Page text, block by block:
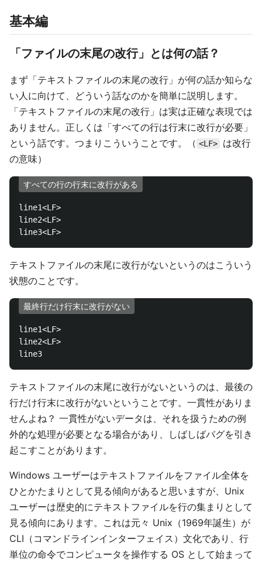
基本編
「ファイルの末尾の改行」とは何の話？
まず「テキストファイルの末尾の改行」が何の話か知らな
い人に向けて、どういう話なのかを簡単に説明します。
「テキストファイルの末尾の改行」は実は正確な表現では
ありません。正しくは「すべての行は行末に改行が必要」
という話です。つまりこういうことです。（ <LF>
は改行
の意味）
すべての行の行末に改行がある
line1<LF>
line2<LF>
テキストファイルの末尾に改行がないというのはこういう
状態のことです。
最終行だけ行末に改行がない
line1<LF>
line2<LF>
テキストファイルの末尾に改行がないというのは、最後の
行だけ行末に改行がないということです。一貫性がありま
せんよね？ 一貫性がないデータは、それを扱うための例
外的な処理が必要となる場合があり、しばしばバグを引き
起こすことがあります。
Windows ユーザーはテキストファイルをファイル全体を
ひとかたまりとして見る傾向があると思いますが、Unix
ユーザーは歴史的にテキストファイルを行の集まりとして
見る傾向にあります。これは元々 Unix（1969年誕生）が
CLI（コマンドラインインターフェイス）文化であり、行
単位の命令でコンピュータを操作する OS として始まって